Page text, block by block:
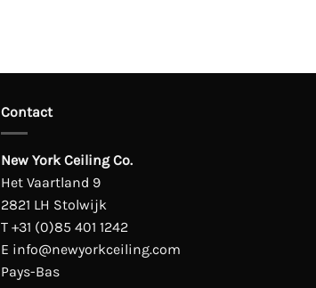
Contact
New York Ceiling Co.
Het Vaartland 9
2821 LH Stolwijk
T +31 (0)85 401 1242
E info@newyorkceiling.com
Pays-Bas